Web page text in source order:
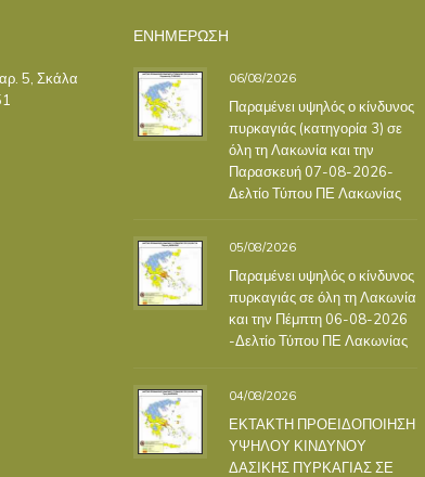
5, Σκάλα
ΕΝΗΜΕΡΩΣΗ
06/08/2026
Παραμένει υψηλός ο κίνδυνος
πυρκαγιάς (κατηγορία 3) σε
όλη τη Λακωνία και την
Παρασκευή 07-08-2026-
Δελτίο Τύπου ΠΕ Λακωνίας
05/08/2026
Παραμένει υψηλός ο κίνδυνος
πυρκαγιάς σε όλη τη Λακωνία
και την Πέμπτη 06-08-2026
-Δελτίο Τύπου ΠΕ Λακωνίας
04/08/2026
ΕΚΤΑΚΤΗ ΠΡΟΕΙΔΟΠΟΙΗΣΗ
ΥΨΗΛΟΥ ΚΙΝΔΥΝΟΥ
ΔΑΣΙΚΗΣ ΠΥΡΚΑΓΙΑΣ ΣΕ